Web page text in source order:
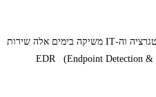
קבוצת מלם תים, המובילה בתחום האינטגרציה וה-IT משיקה בימים אלה שירות
חדש ללקוחותיה הגנה על תחנות קצה – EDR (Endpoint Detection &